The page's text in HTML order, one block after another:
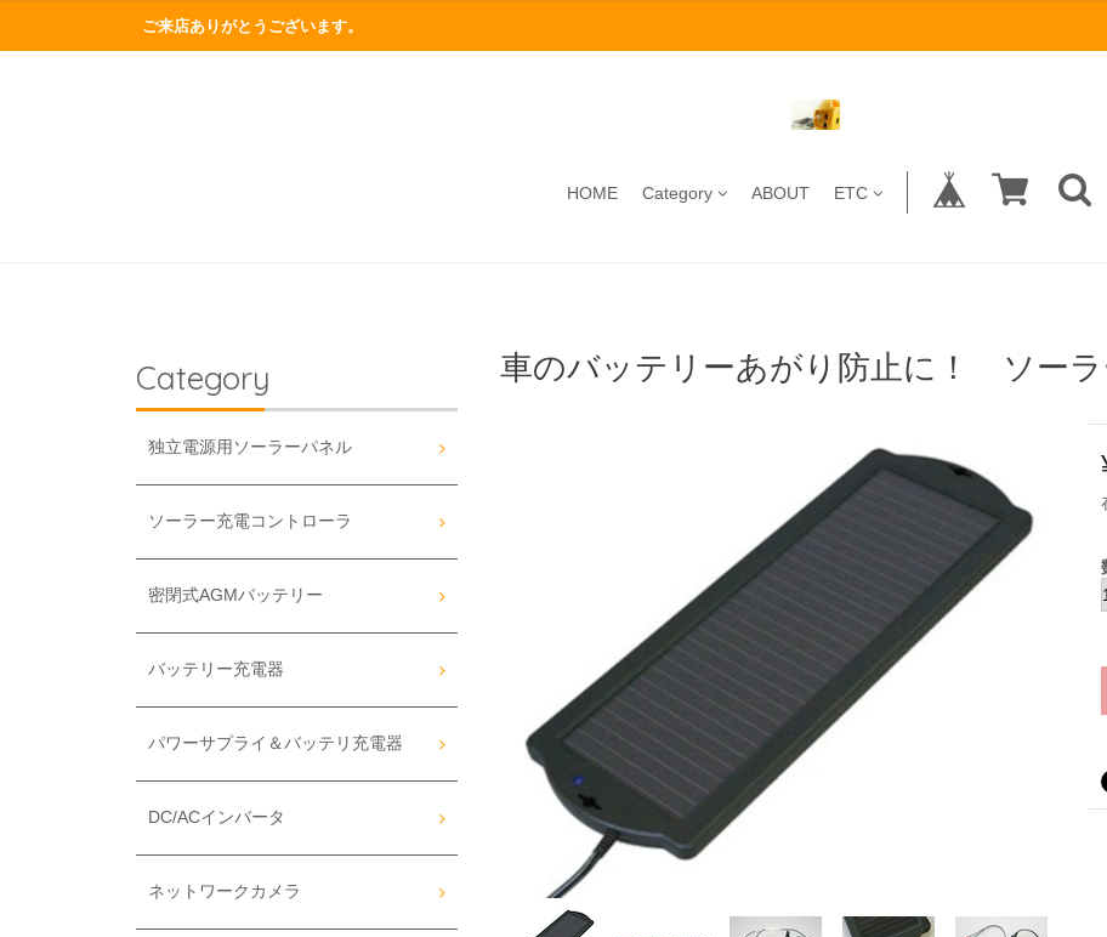
ご来店ありがとうございます。
HOME Category ABOUT ETC
車のバッテリーあがり防止に！ ソー
Category
独立電源用ソーラーパネル
ソーラー充電コントローラ
密閉式AGMバッテリー
バッテリー充電器
パワーサプライ＆バッテリ充電器
DC/ACインバータ
ネットワークカメラ